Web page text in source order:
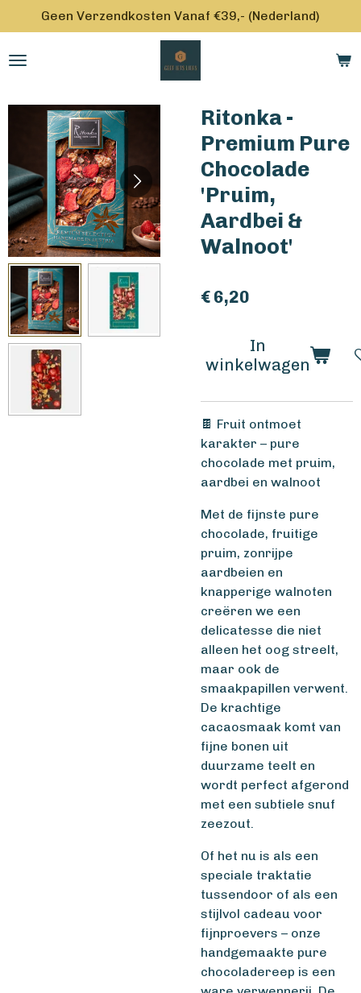
direct
naar
Geen Verzendkosten Vanaf €39,- (Nederland)
Ritonka -
Premium Pure
Chocolade
'Pruim,
Aardbei &
Walnoot'
€ 6,20
In
winkelwagen
🍫 Fruit ontmoet
karakter – pure
chocolade met pruim,
aardbei en walnoot
Met de fijnste pure
chocolade, fruitige
pruim, zonrijpe
aardbeien en
knapperige walnoten
creëren we een
delicatesse die niet
alleen het oog streelt,
maar ook de
smaakpapillen verwent.
De krachtige
cacaosmaak komt van
fijne bonen uit
duurzame teelt en
wordt perfect afgerond
met een subtiele snuf
zeezout.
Of het nu is als een
speciale traktatie
tussendoor of als een
stijlvol cadeau voor
fijnproevers – onze
handgemaakte pure
chocoladereep is een